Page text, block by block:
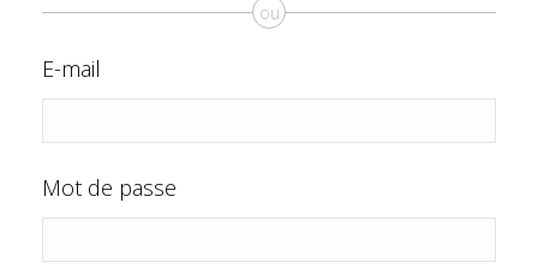
ou
E-mail
Mot de passe